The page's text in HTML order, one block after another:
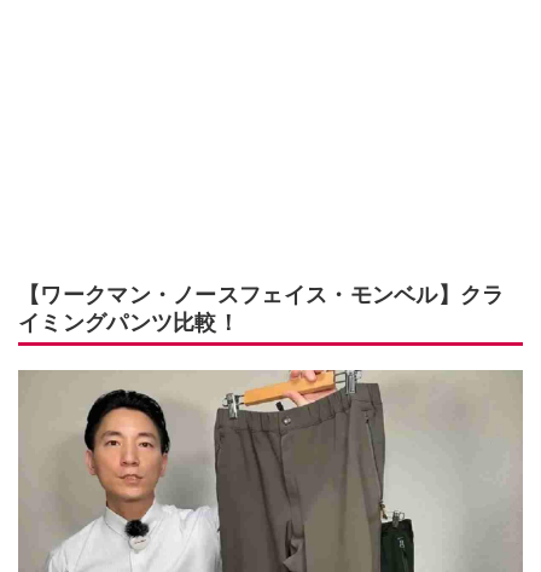
【ワークマン・ノースフェイス・モンベル】クラ
イミングパンツ比較！